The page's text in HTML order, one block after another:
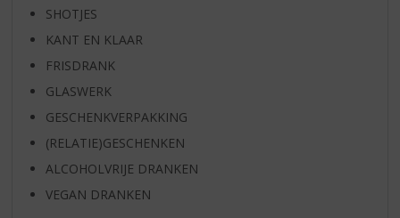
SHOTJES
KANT EN KLAAR
FRISDRANK
GLASWERK
GESCHENKVERPAKKING
(RELATIE)GESCHENKEN
ALCOHOLVRIJE DRANKEN
VEGAN DRANKEN